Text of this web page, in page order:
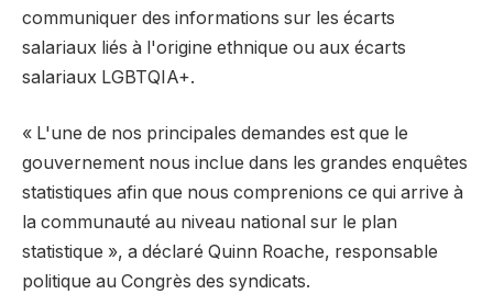
communiquer des informations sur les écarts
salariaux liés à l'origine ethnique ou aux écarts
salariaux LGBTQIA+.
« L'une de nos principales demandes est que le
gouvernement nous inclue dans les grandes enquêtes
statistiques afin que nous comprenions ce qui arrive à
la communauté au niveau national sur le plan
statistique », a déclaré Quinn Roache, responsable
politique au Congrès des syndicats.